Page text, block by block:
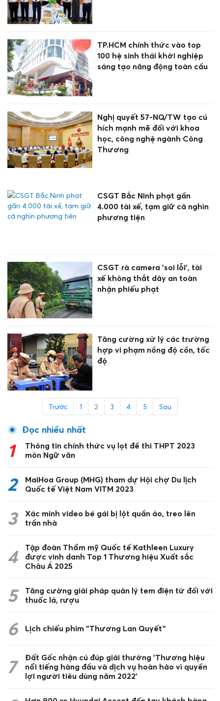
TP.HCM chính thức vào top
100 hệ sinh thái khởi nghiệp
sáng tạo năng động toàn cầu
Nghị quyết 57-NQ/TW tạo cú
hích mạnh mẽ đối với khoa
học, công nghệ ngành Công
Thương
CSGT Bắc Ninh phạt gần
4.000 tài xế, tạm giữ cả nghìn
phương tiện
CSGT rà camera 'soi lỗi', tài
xế không thắt dây an toàn
nhận phiếu phạt
Tăng cường xử lý các trường
hợp vi phạm nồng độ cồn, tốc
độ
Trước 1 2 3 4 5 Sau
Đọc nhiều nhất
1
Thông tin chính thức vụ lọt đề thi THPT 2023
môn Ngữ văn
2
MaiHoa Group (MHG) tham dự Hội chợ Du lịch
Quốc tế Việt Nam VITM 2023
3
Xác minh video bé gái bị lột quần áo, treo lên
trần nhà
4
Tập đoàn Thẩm mỹ Quốc tế Kathleen Luxury
được vinh danh Top 1 Thương hiệu Xuất sắc
Châu Á 2025
5
Tăng cường giải pháp quản lý tem điện tử đối với
thuốc lá, rượu
6 Lịch chiếu phim "Thương Lan Quyết"
7
Đất Gốc nhận cú đúp giải thưởng 'Thương hiệu
nổi tiếng hàng đầu và dịch vụ hoàn hảo vì quyền
lợi người tiêu dùng năm 2022'